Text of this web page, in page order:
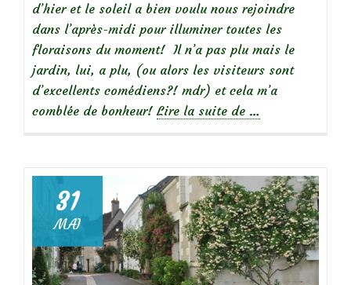
d’hier et le soleil a bien voulu nous rejoindre
dans l’après-midi pour illuminer toutes les
floraisons du moment! Il n’a pas plu mais le
jardin, lui, a plu, (ou alors les visiteurs sont
d’excellents comédiens?! mdr) et cela m’a
comblée de bonheur! Lire la suite de à
Focus
sur
le
rosier
…
31
MAI